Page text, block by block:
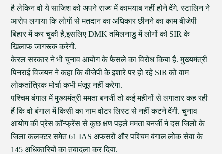
है लेकिन वो ये साजिश को अपने राज्य में कामयाब नहीं होने देंगे. स्टालिन ने
आरोप लगाया कि लोगों से मतदान का अधिकार छीनने का काम बीजेपी
बिहार में कर चुकी है,इसलिए DMK तमिलनाडु में लोगों को SIR के
खिलाफ जागरूक करेगी.
केरल सरकार ने भी चुनाव आयोग के फैसले का विरोध किया है. मुख्यमंत्री
पिनराई विजयन ने कहा कि बीजेपी के इशारे पर हो रहे SIR को वाम
लोकतांत्रिक मोर्चा कभी मंजूर नहीं करेगा.
पश्चिम बंगाल में मुख्यमंत्री ममता बनर्जी तो कई महीनों से लगातार कह रही
हैं कि वो बंगाल में किसी का नाम वोटर लिस्ट से नहीं कटने देंगी. चुनाव
आयोग की प्रेस कॉन्फ्रेंस से कुछ क्षण पहले ममता बनर्जी ने दस जिलों के
जिला कलक्टर समेत 61 IAS अफसरों और पश्चिम बंगाल लोक सेवा के
145 अधिकारियों का तबादला कर दिया.